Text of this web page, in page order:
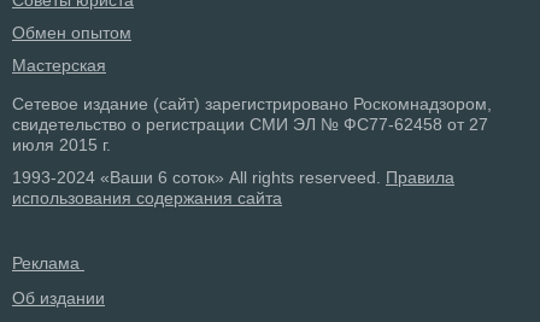
Обмен опытом
Мастерская
Сетевое издание (сайт) зарегистрировано Роскомнадзором,
свидетельство о регистрации СМИ ЭЛ № ФС77-62458 от 27
июля 2015 г.
1993-2024 «Ваши 6 соток» All rights reserveed. Правила
использования содержания сайта
Реклама
Об издании